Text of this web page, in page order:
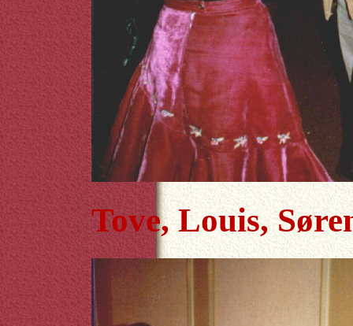
Tove, Louis,